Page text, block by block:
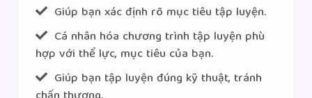
Giúp bạn xác định rõ mục tiêu tập luyện.
Cá nhân hóa chương trình tập luyện phù
hợp với thể lực, mục tiêu của bạn.
Giúp bạn tập luyện đúng kỹ thuật, tránh